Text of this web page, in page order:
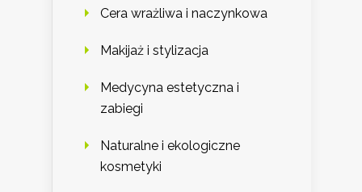
Cera wrażliwa i naczynkowa
Makijaż i stylizacja
Medycyna estetyczna i
zabiegi
Naturalne i ekologiczne
kosmetyki